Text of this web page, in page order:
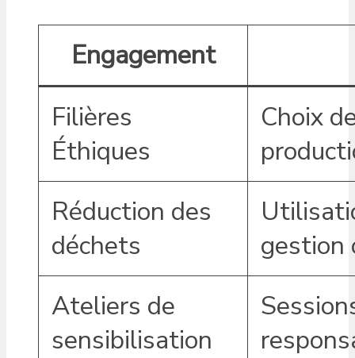
Engagement
Filières
Éthiques
Choix
Réduction des
déchets
gestion
Ateliers de
sensibilisation